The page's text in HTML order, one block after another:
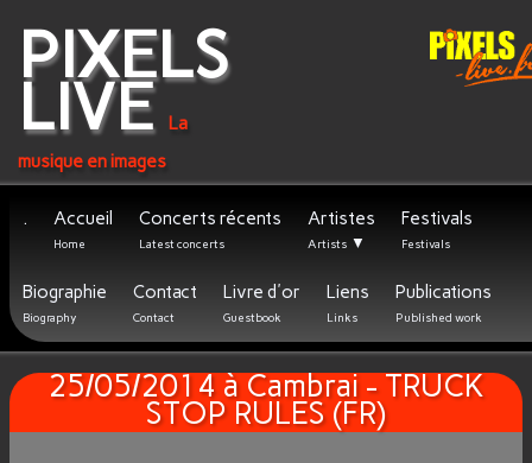
PIXELS
LIVELa
musique en images
. Accueil
Home
Concerts récents
Latest concerts
Artistes
Artists ▼
Festivals
Festivals
Biographie
Biography
Contact
Contact
Livre d'or
Guestbook
Liens
Links
Publications
Published work
25/05/2014 à Cambrai - TRUCK
STOP RULES (FR)